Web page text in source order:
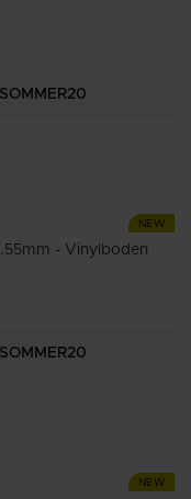
SOMMER20
NEW
- Vinylboden
SOMMER20
NEW